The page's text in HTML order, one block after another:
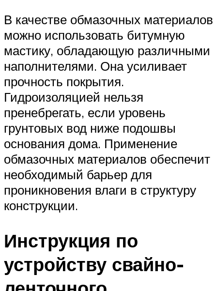
В качестве обмазочных материалов
можно использовать битумную
мастику, обладающую различными
наполнителями. Она усиливает
прочность покрытия.
Гидроизоляцией нельзя
пренебрегать, если уровень
грунтовых вод ниже подошвы
основания дома. Применение
обмазочных материалов обеспечит
необходимый барьер для
проникновения влаги в структуру
конструкции.
Инструкция по
устройству свайно-